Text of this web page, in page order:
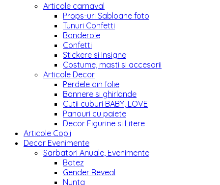
Articole carnaval
Props-uri Sabloane foto
Tunuri Confetti
Banderole
Confetti
Stickere si Insigne
Costume, masti si accesorii
Articole Decor
Perdele din folie
Bannere si ghirlande
Cutii cuburi BABY, LOVE
Panouri cu paiete
Decor Figurine si Litere
Articole Copii
Decor Evenimente
Sarbatori Anuale, Evenimente
Botez
Gender Reveal
Nunta